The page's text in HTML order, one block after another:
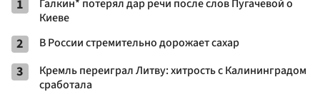
1
Галкин* потерял дар речи после слов Пугачевой о
Киеве
2 В России стремительно дорожает сахар
3
Кремль переиграл Литву: хитрость с Калининградом
сработала